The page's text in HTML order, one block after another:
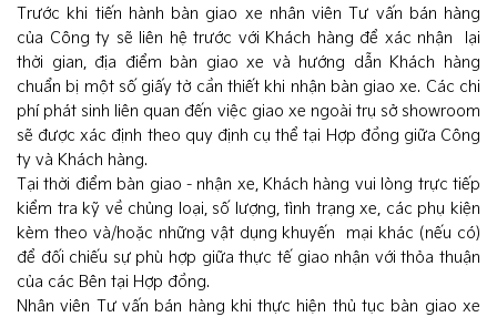
Trước khi tiến hành bàn giao xe nhân viên Tư vấn bán hàng
của Công ty sẽ liên hệ trước với Khách hàng để xác nhận lại
thời gian, địa điểm bàn giao xe và hướng dẫn Khách hàng
chuẩn bị một số giấy tờ cần thiết khi nhận bàn giao xe. Các chi
phí phát sinh liên quan đến việc giao xe ngoài trụ sở showroom
sẽ được xác định theo quy định cụ thể tại Hợp đồng giữa Công
ty và Khách hàng.
Tại thời điểm bàn giao - nhận xe, Khách hàng vui lòng trực tiếp
kiểm tra kỹ về chủng loại, số lượng, tình trạng xe, các phụ kiện
kèm theo và/hoặc những vật dụng khuyến mại khác (nếu có)
để đối chiếu sự phù hợp giữa thực tế giao nhận với thỏa thuận
của các Bên tại Hợp đồng.
Nhân viên Tư vấn bán hàng khi thực hiện thủ tục bàn giao xe